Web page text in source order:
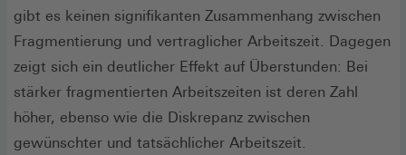
gibt es keinen signifikanten Zusammenhang zwischen
Fragmentierung und vertraglicher Arbeitszeit. Dagegen
zeigt sich ein deutlicher Effekt auf Überstunden: Bei
stärker fragmentierten Arbeitszeiten ist deren Zahl
höher, ebenso wie die Diskrepanz zwischen
gewünschter und tatsächlicher Arbeitszeit.